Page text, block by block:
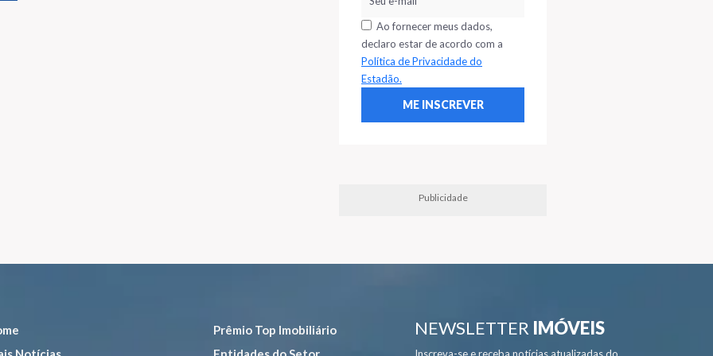
Ao fornecer meus dados,
declaro estar de acordo com a
Política de Privacidade do
Estadão.
Publicidade
Prêmio Top Imobiliário
NEWSLETTER IMÓVEIS